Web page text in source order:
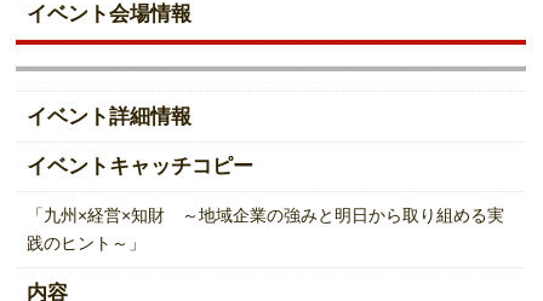
イベント会場情報
イベント詳細情報
イベントキャッチコピー
「九州×経営×知財 ～地域企業の強みと明日から取り組める実
践のヒント～」
内容